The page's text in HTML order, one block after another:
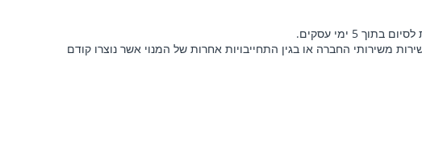
ימי עסקים.
משירותי החברה או בגין התחייבויות אחרות של המנוי אשר נוצרו קודם